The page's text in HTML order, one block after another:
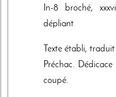
In-8 broché,
dépliant
Texte établi,
Préchac.
coupé.